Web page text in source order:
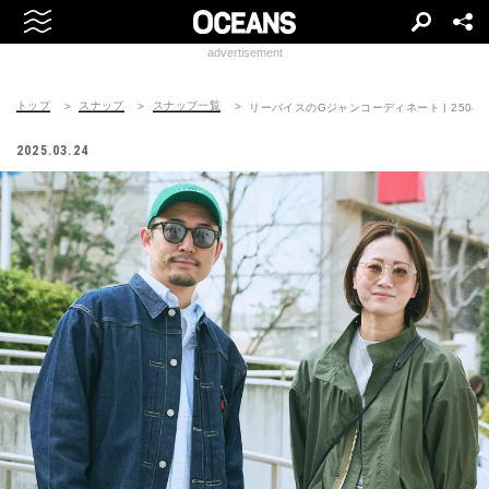
advertisement
トップ スナップ スナップ一覧 リーバイスのGジャンコーディネート |
2025.03.24